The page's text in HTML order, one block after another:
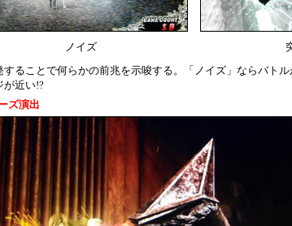
ノイズ
ることで何らかの前兆を示唆する。「ノイズ」ならバト
が近い!?
ズ演出